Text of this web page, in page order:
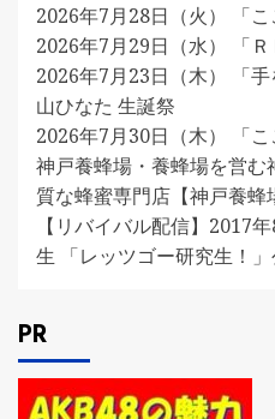
2026年7月28日（火） 「
2026年7月29日（水） 「
2026年7月23日（木） 「
山ひなた 生誕祭
2026年7月30日（木） 「
神戸養蜂場・養蜂場を営
質な蜂蜜専門店【神戸養蜂
【リバイバル配信】2017
生 「レッツゴー研究生！
PR